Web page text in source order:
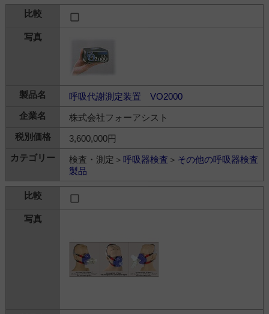
呼吸代謝測定装置 VO2000
株式会社フォーアシスト
3,600,000円
検査・測定＞ 呼吸器検査 ＞ その他の呼吸器検査
製品